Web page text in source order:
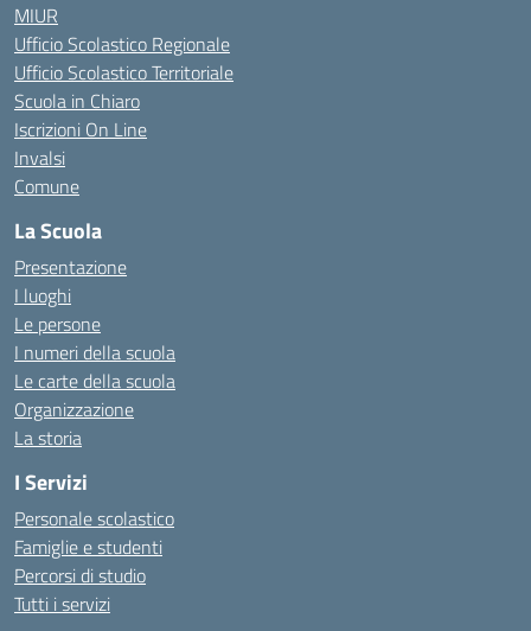
MIUR
Ufficio Scolastico Regionale
Ufficio Scolastico Territoriale
Scuola in Chiaro
Iscrizioni On Line
Invalsi
Comune
La Scuola
Presentazione
I luoghi
Le persone
I numeri della scuola
Le carte della scuola
Organizzazione
La storia
I Servizi
Personale scolastico
Famiglie e studenti
Percorsi di studio
Tutti i servizi